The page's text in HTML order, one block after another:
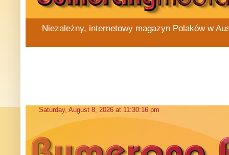
Niezależny, internetowy magazyn Polaków w